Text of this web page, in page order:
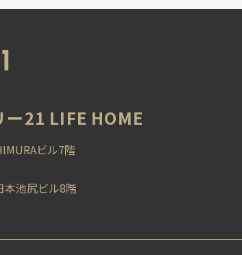
21 LIFE HOME
ビル7階
本池尻ビル8階